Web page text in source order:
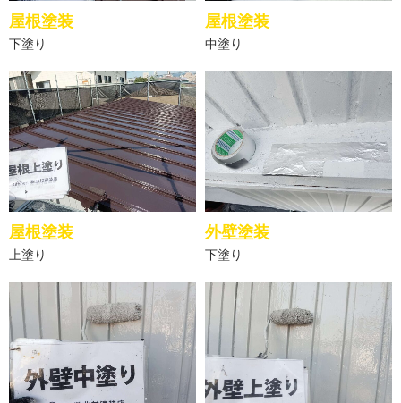
屋根塗装
下塗り
屋根塗装
中塗り
屋根塗装
上塗り
外壁塗装
下塗り